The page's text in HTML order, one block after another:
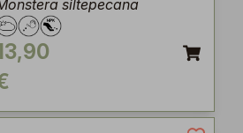
siltepecana